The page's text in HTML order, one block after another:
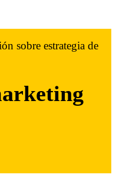
sobre estrategia de